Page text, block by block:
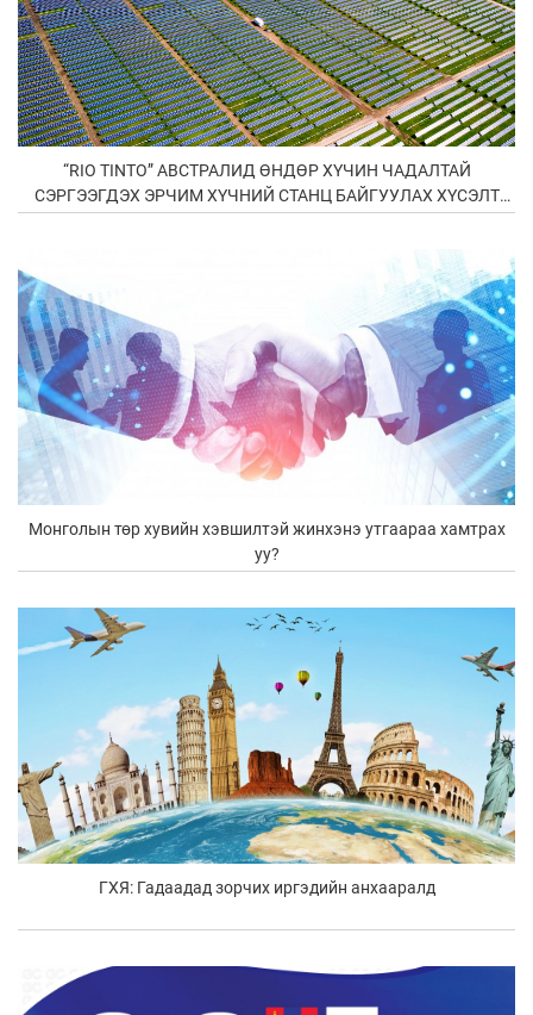
“RIO TINTO” АВСТРАЛИД ӨНДӨР ХҮЧИН ЧАДАЛТАЙ
СЭРГЭЭГДЭХ ЭРЧИМ ХҮЧНИЙ СТАНЦ БАЙГУУЛАХ ХҮСЭЛТ
Монголын төр хувийн хэвшилтэй жинхэнэ утгаараа хамтрах
уу?
ГХЯ: Гадаадад зорчих иргэдийн анхааралд